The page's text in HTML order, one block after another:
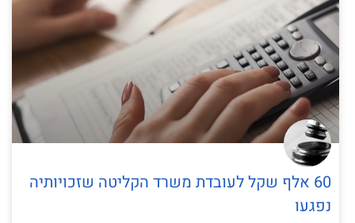
60 אלף שקל לעובדת משרד הקליטה שזכויותיה
נפגעו